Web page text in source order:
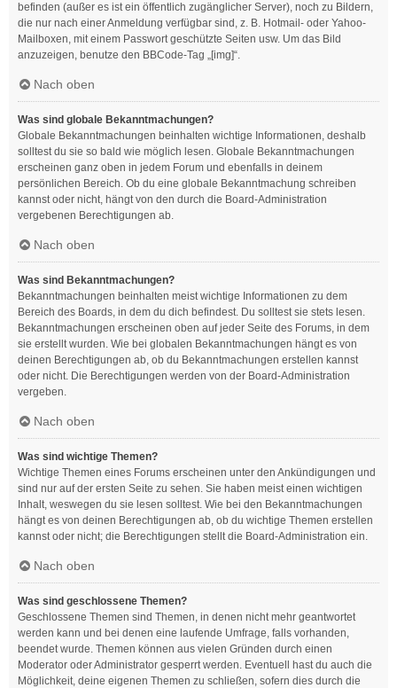
befinden (außer es ist ein öffentlich zugänglicher Server), noch zu Bildern,
die nur nach einer Anmeldung verfügbar sind, z. B. Hotmail- oder Yahoo-
Mailboxen, mit einem Passwort geschützte Seiten usw. Um das Bild
anzuzeigen, benutze den BBCode-Tag „[img]“.
Nach oben
Was sind globale Bekanntmachungen?
Globale Bekanntmachungen beinhalten wichtige Informationen, deshalb
solltest du sie so bald wie möglich lesen. Globale Bekanntmachungen
erscheinen ganz oben in jedem Forum und ebenfalls in deinem
persönlichen Bereich. Ob du eine globale Bekanntmachung schreiben
kannst oder nicht, hängt von den durch die Board-Administration
vergebenen Berechtigungen ab.
Nach oben
Was sind Bekanntmachungen?
Bekanntmachungen beinhalten meist wichtige Informationen zu dem
Bereich des Boards, in dem du dich befindest. Du solltest sie stets lesen.
Bekanntmachungen erscheinen oben auf jeder Seite des Forums, in dem
sie erstellt wurden. Wie bei globalen Bekanntmachungen hängt es von
deinen Berechtigungen ab, ob du Bekanntmachungen erstellen kannst
oder nicht. Die Berechtigungen werden von der Board-Administration
vergeben.
Nach oben
Was sind wichtige Themen?
Wichtige Themen eines Forums erscheinen unter den Ankündigungen und
sind nur auf der ersten Seite zu sehen. Sie haben meist einen wichtigen
Inhalt, weswegen du sie lesen solltest. Wie bei den Bekanntmachungen
hängt es von deinen Berechtigungen ab, ob du wichtige Themen erstellen
kannst oder nicht; die Berechtigungen stellt die Board-Administration ein.
Nach oben
Was sind geschlossene Themen?
Geschlossene Themen sind Themen, in denen nicht mehr geantwortet
werden kann und bei denen eine laufende Umfrage, falls vorhanden,
beendet wurde. Themen können aus vielen Gründen durch einen
Moderator oder Administrator gesperrt werden. Eventuell hast du auch die
Möglichkeit, deine eigenen Themen zu schließen, sofern dies durch die